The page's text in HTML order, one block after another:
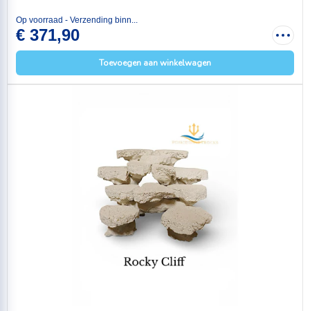
Op voorraad - Verzending binn...
€ 371,90
Toevoegen aan winkelwagen